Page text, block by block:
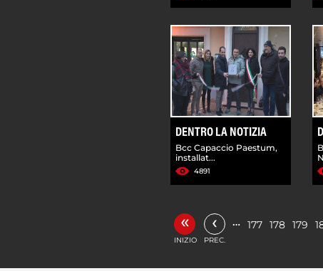
DENTRO LA NOTIZIA
Bcc Capaccio Paestum,
installat...
4891
«
INIZIO
‹
PREC.
… 177 178 179